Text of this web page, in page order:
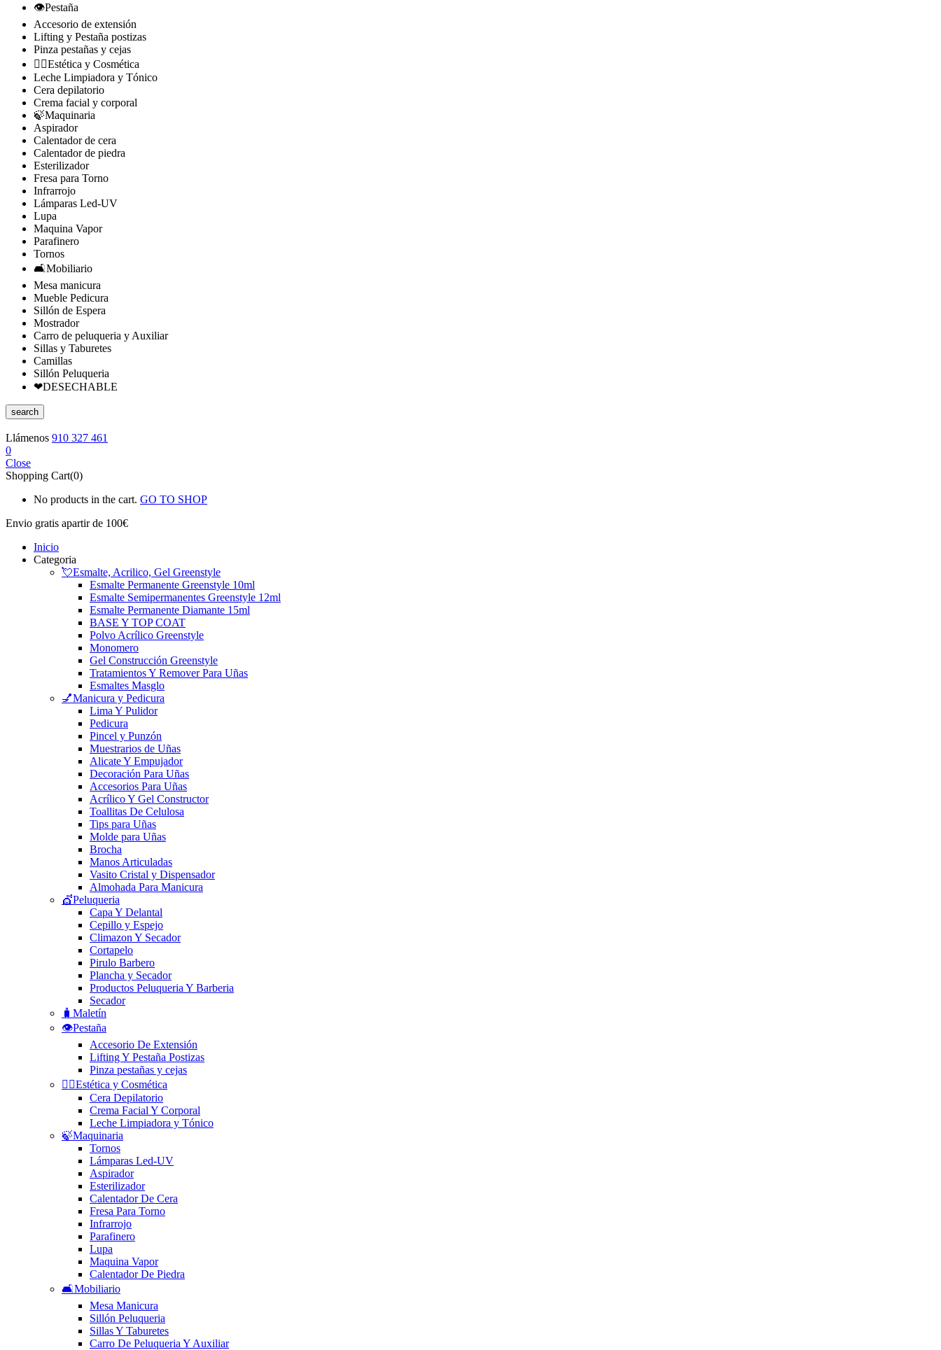
👁️Pestaña
Accesorio de extensión
Lifting y Pestaña postizas
Pinza pestañas y cejas
🧘‍♀️Estética y Cosmética
Leche Limpiadora y Tónico
Cera depilatorio
Crema facial y corporal
🍃Maquinaria
Aspirador
Calentador de cera
Calentador de piedra
Esterilizador
Fresa para Torno
Infrarrojo
Lámparas Led-UV
Lupa
Maquina Vapor
Parafinero
Tornos
🛋️Mobiliario
Mesa manicura
Mueble Pedicura
Sillón de Espera
Mostrador
Carro de peluqueria y Auxiliar
Sillas y Taburetes
Camillas
Sillón Peluqueria
❤DESECHABLE
search
Llámenos 910 327 461
0
Close
Shopping Cart(0)
No products in the cart. GO TO SHOP
Envio gratis apartir de 100€
Inicio
Categoria
💘Esmalte, Acrilico, Gel Greenstyle
Esmalte Permanente Greenstyle 10ml
Esmalte Semipermanentes Greenstyle 12ml
Esmalte Permanente Diamante 15ml
BASE Y TOP COAT
Polvo Acrílico Greenstyle
Monomero
Gel Construcción Greenstyle
Tratamientos Y Remover Para Uñas
Esmaltes Masglo
💅Manicura y Pedicura
Lima Y Pulidor
Pedicura
Pincel y Punzón
Muestrarios de Uñas
Alicate Y Empujador
Decoración Para Uñas
Accesorios Para Uñas
Acrílico Y Gel Constructor
Toallitas De Celulosa
Tips para Uñas
Molde para Uñas
Brocha
Manos Articuladas
Vasito Cristal y Dispensador
Almohada Para Manicura
💇Peluqueria
Capa Y Delantal
Cepillo y Espejo
Climazon Y Secador
Cortapelo
Pirulo Barbero
Plancha y Secador
Productos Peluqueria Y Barberia
Secador
🧳Maletín
👁️Pestaña
Accesorio De Extensión
Lifting Y Pestaña Postizas
Pinza pestañas y cejas
🧘‍♀️Estética y Cosmética
Cera Depilatorio
Crema Facial Y Corporal
Leche Limpiadora y Tónico
🍃Maquinaria
Tornos
Lámparas Led-UV
Aspirador
Esterilizador
Calentador De Cera
Fresa Para Torno
Infrarrojo
Parafinero
Lupa
Maquina Vapor
Calentador De Piedra
🛋️Mobiliario
Mesa Manicura
Sillón Peluqueria
Sillas Y Taburetes
Carro De Peluqueria Y Auxiliar